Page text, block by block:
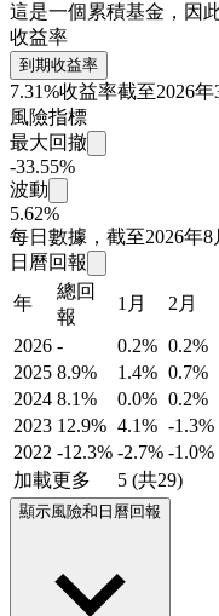
這是一個累積基金，因
收益率
到期收益率
7.31%收益率截至2026年
風險指標
最大回撤
-33.55%
波動
5.62%
每日數據，截至2026年8
日曆回報
年
總回
報
1月 2月
2026 - 0.2% 0.2%
2025 8.9% 1.4% 0.7%
2024 8.1% 0.0% 0.2%
2023 12.9% 4.1% -1.3%
2022 -12.3% -2.7% -1.0%
加載更多
5 (共29)
顯示風險和日曆回報